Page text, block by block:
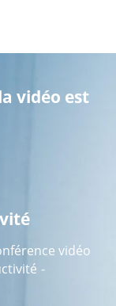
vidéo est
vidéo
-